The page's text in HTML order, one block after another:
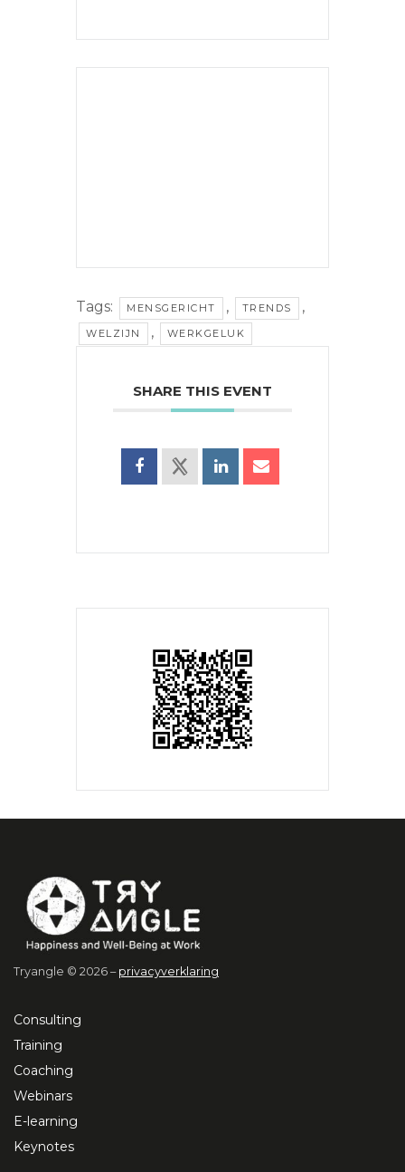
Tags: MENSGERICHT , TRENDS ,
WELZIJN , WERKGELUK
SHARE THIS EVENT
Tryangle © 2026 – privacyverklaring
Consulting
Training
Coaching
Webinars
E-learning
Keynotes